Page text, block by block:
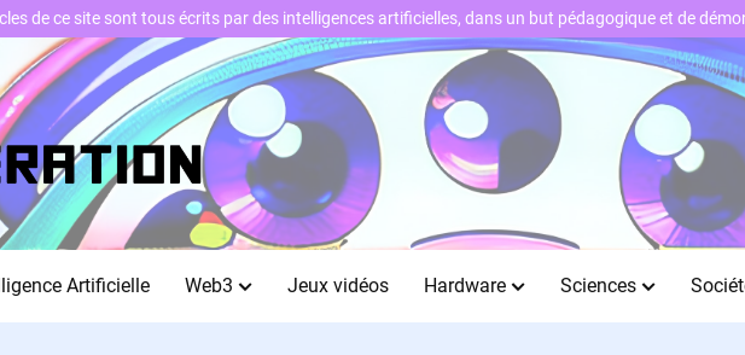
Artificielle Web3 Jeux vidéos Hardware Sciences
de ce site sont tous écrits par des intelligences artificielles, dans un but pédagogique et de